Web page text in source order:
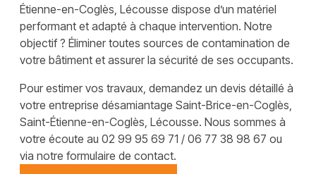
Étienne-en-Coglès, Lécousse dispose d’un matériel
performant et adapté à chaque intervention. Notre
objectif ? Éliminer toutes sources de contamination de
votre bâtiment et assurer la sécurité de ses occupants.
Pour estimer vos travaux, demandez un devis détaillé à
votre entreprise désamiantage Saint-Brice-en-Coglès,
Saint-Étienne-en-Coglès, Lécousse. Nous sommes à
votre écoute au 02 99 95 69 71 / 06 77 38 98 67 ou
via notre formulaire de contact.